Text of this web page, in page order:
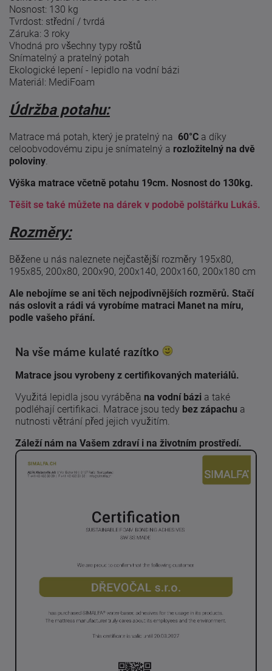
Nosnost: 130 kg
Tvrdost: střední / tvrdá
Záruka: 3 roky
Vhodná pro všechny typy roštů
Snímatelný a pratelný potah
Ekologické lepení - lepidlo na vodní bázi
Materiál: MediFoam
Údržba potahu:
Matrace má potah, který je pratelný na 60°C a díky
celoobvodovému zipu je snímatelný a rozložitelný na dvě
poloviny
Výška matrace včetně potahu 19cm. Nosnost do 130kg.
Těšit se také můžete na dárek v podobě polštářku Lukáš.
Rozměry:
Běžene u nás naleznete nejčastější rozměry 195x80,
195x85, 200x80, 200x90, 200x140, 200x160, 200x180 cm
Ale nebojíme se ani těch nejpodivnějších rozměrů. Stačí
nás oslovit a rádi vá vyrobíme matraci Manet na míru,
podle vašeho přání.
Na vše máme kulaté razítko
Matrace jsou vyrobeny z certifikovaných materiálů.
Využitá lepidla jsou vyráběna na vodní bázi a také
podléhají certifikaci. Matrace jsou tedy bez zápachu a
nutnosti větrání před jejich využitím.
Záleží nám na Vašem zdraví i na životním prostředí.